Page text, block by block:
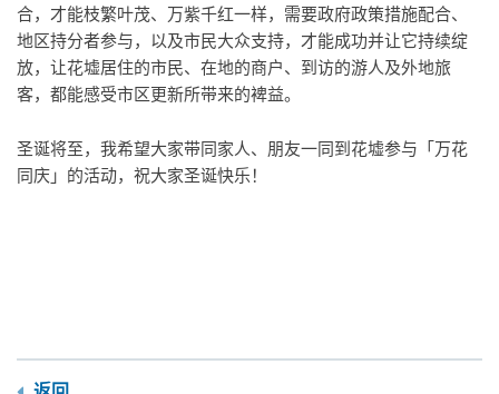
合，才能枝繁叶茂、万紫千红一样，需要政府政策措施配合、
地区持分者参与，以及市民大众支持，才能成功并让它持续绽
放，让花墟居住的市民、在地的商户、到访的游人及外地旅
客，都能感受市区更新所带来的裨益。
圣诞将至，我希望大家带同家人、朋友一同到花墟参与「万花
同庆」的活动，祝大家圣诞快乐！